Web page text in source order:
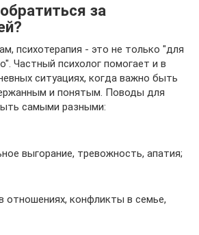
за
психотерапия - это не только "для
Частный психолог помогает и в
ситуациях, когда важно быть
и понятым. Поводы для
самыми разными:
выгорание, тревожность, апатия;
отношениях, конфликты в семье,